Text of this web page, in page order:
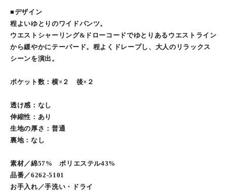
■デザイン
程よいゆとりのワイドパンツ。
ウエストシャーリング&ドローコードでゆとりあるウエストライン
から緩やかにテーパード。程よくドレープし、大人のリラックス
シーンを演出。
ポケット数：横×２ 後×２
透け感：なし
伸縮性：あり
生地の厚さ：普通
裏地：なし
素材／綿57% ポリエステル43%
品番／6262-5101
お手入れ／手洗い・ドライ